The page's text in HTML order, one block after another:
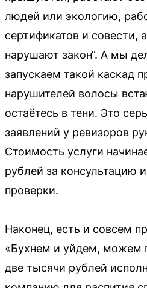
людей или экологию,
сертификатов и
нарушают закон“. А мы
запускаем такой каскад
нарушителей волосы
остаётесь в тени. Это
заявлений у ревизоров
Стоимость услуги
рублей за консультацию
проверки.
Наконец, есть и совсем
«Бухнем и уйдем, можем
две тысячи рублей